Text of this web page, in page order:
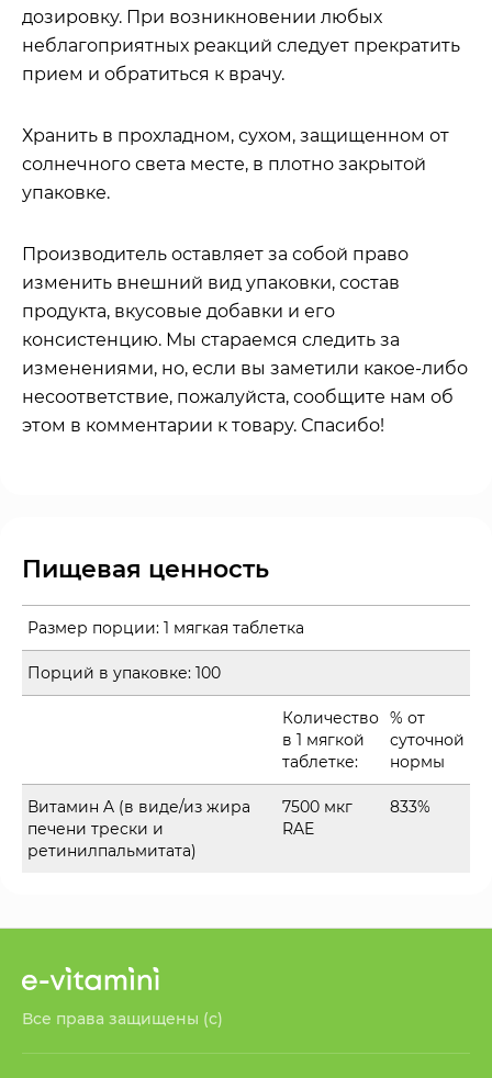
дозировку. При возникновении любых
неблагоприятных реакций следует прекратить
прием и обратиться к врачу.
Хранить в прохладном, сухом, защищенном от
солнечного света месте, в плотно закрытой
упаковке.
Производитель оставляет за собой право
изменить внешний вид упаковки, состав
продукта, вкусовые добавки и его
консистенцию. Мы стараемся следить за
изменениями, но, если вы заметили какое-либо
несоответствие, пожалуйста, сообщите нам об
этом в комментарии к товару. Спасибо!
Пищевая ценность
Размер порции: 1 мягкая таблетка
Порций в упаковке: 100
Количество
в 1 мягкой
таблетке:
% от
суточной
нормы
Витамин A (в виде/из жира
печени трески и
ретинилпальмитата)
7500 мкг
RAE
833%
Все права защищены (с)